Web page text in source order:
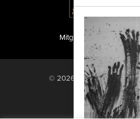
PF
Mitglied der TIPA
© 2026 PF Publishing
reserved.
Nach oben